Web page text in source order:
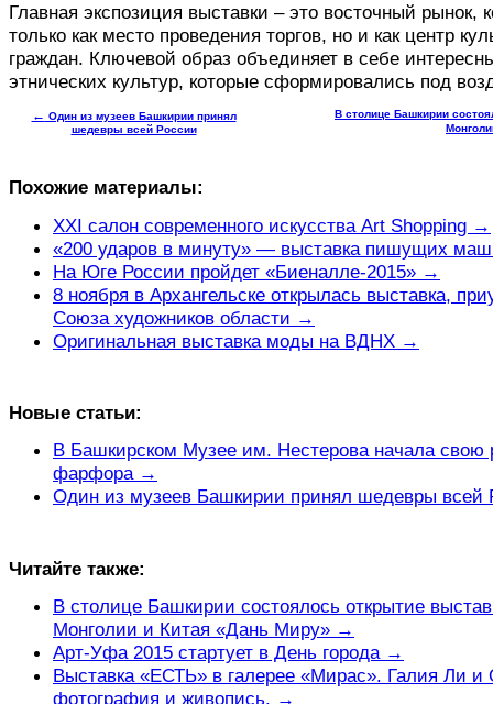
Главная экспозиция выставки – это восточный рынок,
только как место проведения торгов, но и как центр
граждан. Ключевой образ объединяет в себе
этнических культур, которые сформировались под
← Один из музеев Башкирии принял
шедевры всей России
В столице Башкирии
Похожие материалы:
XXI салон современного искусства Art Shopping →
«200 ударов в минуту» — выставка пишущих
На Юге России пройдет «Биеналле-2015» →
8 ноября в Архангельске открылась выставка,
Союза художников области →
Оригинальная выставка моды на ВДНХ →
Новые статьи:
В Башкирском Музее им. Нестерова начала свою
фарфора →
Один из музеев Башкирии принял шедевры
Читайте также:
В столице Башкирии состоялось открытие
Монголии и Китая «Дань Миру» →
Арт-Уфа 2015 стартует в День города →
Выставка «ЕСТЬ» в галерее «Мирас». Галия Ли
фотография и живопись. →